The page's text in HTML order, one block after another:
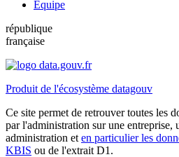
Équipe
république
française
Produit de l'écosystème datagouv
Ce site permet de retrouver toutes les
par l'administration sur une entreprise,
administration et en particulier les
KBIS ou de l'extrait D1.